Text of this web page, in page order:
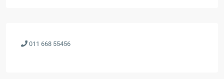
011 668 55456